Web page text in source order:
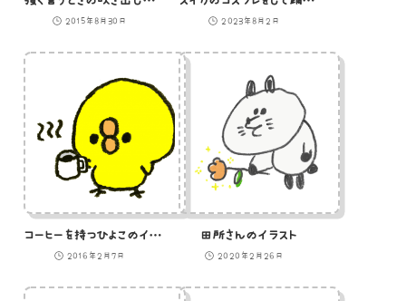
2015年8月30日 2023年8月2日
コーヒーを持つひよこのイラスト
2016年2月7日
田所さんのイラスト
2020年2月26日